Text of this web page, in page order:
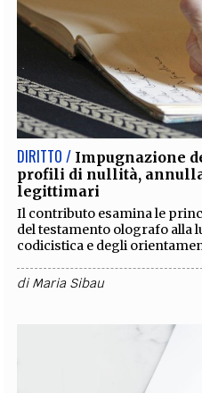
DIRITTO / Impugnazione
profili di nullità,
legittimari
Il contributo esamina le
del testamento olografo alla
codicistica e degli
diMaria Sibau